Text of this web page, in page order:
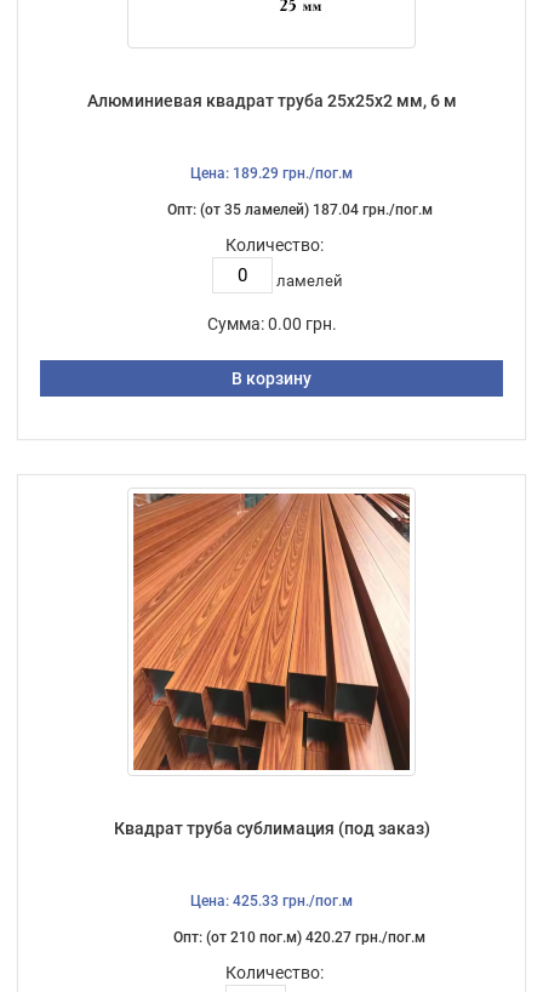
Алюминиевая квадрат труба 25х25х2 мм, 6 м
Цена: 189.29 грн./пог.м
Опт: (от 35 ламелей) 187.04 грн./пог.м
Количество:
ламелей
Сумма: 0.00 грн.
В корзину
Квадрат труба сублимация (под заказ)
Цена: 425.33 грн./пог.м
Опт: (от 210 пог.м) 420.27 грн./пог.м
Количество: